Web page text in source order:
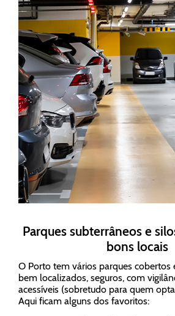
Parques subterrâneos e
bons locais
O Porto tem vários parques cobertos
bem localizados, seguros, com
acessíveis (sobretudo para quem
Aqui ficam alguns dos favoritos: